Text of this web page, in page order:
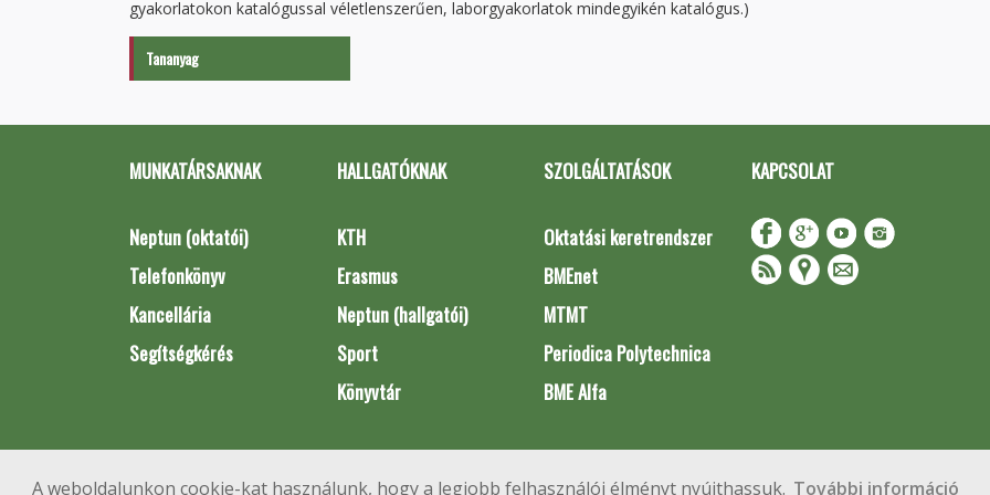
A weboldalunkon cookie-kat használunk, hogy a legjobb felhasználói élményt nyújthassuk. További információ
gyakorlatokon katalógussal véletlenszerűen, laborgyakorlatok mindegyikén katalógus.)
Tananyag
MUNKATÁRSAKNAK
Neptun (oktatói)
Telefonkönyv
Kancellária
Segítségkérés
HALLGATÓKNAK
KTH
Erasmus
Neptun (hallgatói)
Sport
Könyvtár
SZOLGÁLTATÁSOK
Oktatási keretrendszer
BMEnet
MTMT
Periodica Polytechnica
BME Alfa
KAPCSOLAT
Impresszum
Copyright © 2020 BME Építőmérnöki Kar